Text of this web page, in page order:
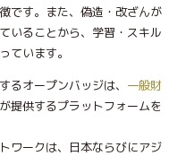
です。また、偽造・改ざんが
いることから、学習・スキル
ています。
オープンバッジは、 一般財
が提供するプラットフォームを
ワークは、日本ならびにアジ